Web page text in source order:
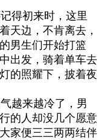
得初来时，这里
天边，不肯离去，
男生们开始打篮
出发，骑着单车去
的照耀下，披着夜
越来越冷了，男
的人却没几个愿意
家便三三两两结伴